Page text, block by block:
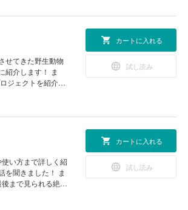
ー・ツアー 気象
コウ
微生物アートの世
ッポとチィのひ
迫る!? の巻 世界
者の写真コンテ
ッセージ 錯覚
達がいたら、君
猫じゃらしマシ
せてきた野生動物
紹介します！ ま
ジェクトを紹介。
！ 地球で一番深
る未来型の野球
験室 なぜ？ な
錯視（理論編）
とときの北極通
た大きな傘 ポケ
んなの撮れた！
カートに入れる
試し読み
い方まで詳しく紹
を聞きました！ ま
まで見られる絶好
カートに入れる
試し読み